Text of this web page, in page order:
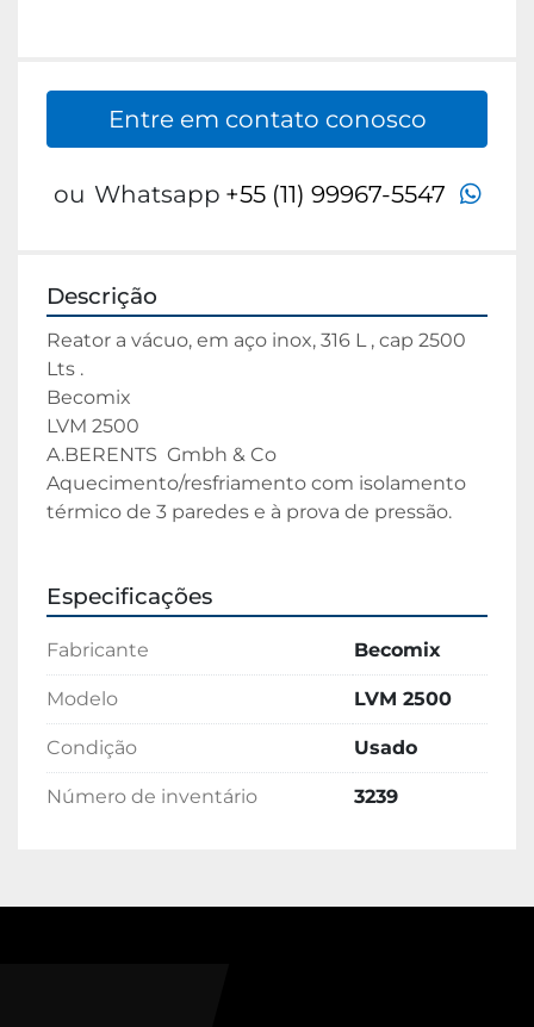
Entre em contato conosco
ou Whatsapp +55 (11) 99967-5547
Descrição
Reator a vácuo, em aço inox, 316 L , cap 2500
Lts .
Becomix
LVM 2500
A.BERENTS  Gmbh & Co
Aquecimento/resfriamento com isolamento
térmico de 3 paredes e à prova de pressão.
Especificações
Fabricante Becomix
Modelo LVM 2500
Condição Usado
Número de inventário 3239